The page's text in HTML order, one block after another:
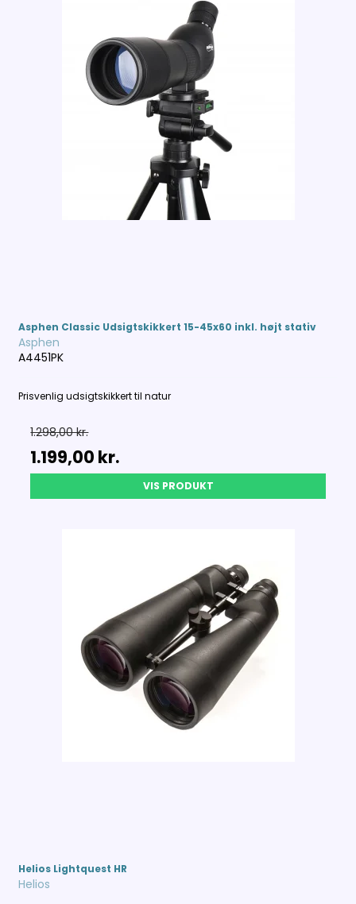
Asphen Classic Udsigtskikkert 15-45x60 inkl. højt stativ
Asphen
A4451PK
Prisvenlig udsigtskikkert til natur
1.298,00 kr.
1.199,00 kr.
VIS PRODUKT
Helios Lightquest HR
Helios